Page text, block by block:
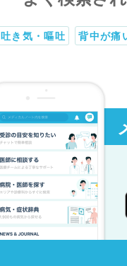
吐き気・嘔吐 背中が痛